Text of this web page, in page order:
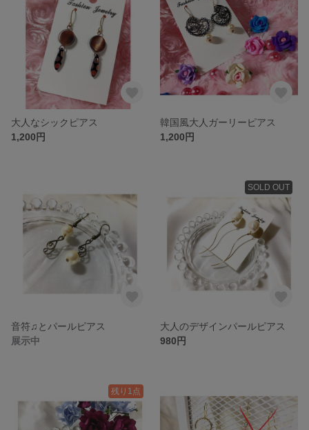
大人なシックピアス
1,200円
韓国風大人ガーリーピアス
1,200円
音符♫とパールピアス
展示中
SOLD OUT
大人のデザインパールピアス
980円
残り1点